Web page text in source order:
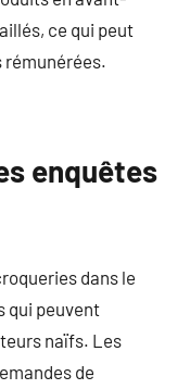
ce qui peut
rémunérées.
enquêtes
dans le
qui peuvent
naïfs. Les
de